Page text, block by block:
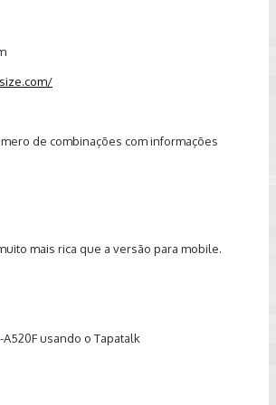
de combinações com informações
mais rica que a versão para mobile.
usando o Tapatalk